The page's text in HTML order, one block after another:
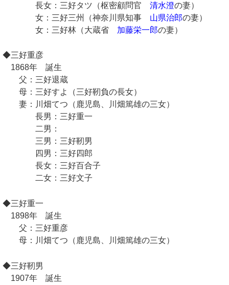
長女：三好タツ（枢密顧問官 清水澄の妻）
女：三好三州（神奈川県知事 山県治郎の妻）
女：三好林（大蔵省 加藤栄一郎の妻）
◆三好重彦
1868年 誕生
父：三好退蔵
母：三好すよ（三好靭負の長女）
妻：川畑てつ（鹿児島、川畑篤雄の三女）
長男：三好重一
二男：
三男：三好靭男
四男：三好四郎
長女：三好百合子
二女：三好文子
◆三好重一
1898年 誕生
父：三好重彦
母：川畑てつ（鹿児島、川畑篤雄の三女）
◆三好靭男
1907年 誕生